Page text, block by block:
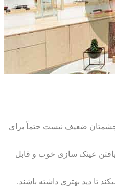
چشمتان ضعیف نیست حتماً برای
عینک سازی خوب و قابل
تا دید بهتری داشته باشند.